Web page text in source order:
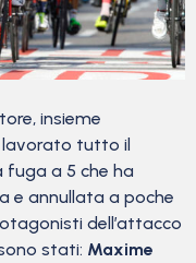
insieme
lavorato tutto il
a 5 che ha
e annullata a poche
dell’attacco
stati: Maxime